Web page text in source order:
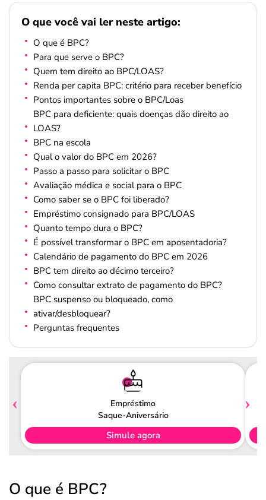
O que você vai ler neste artigo:
O que é BPC?
Para que serve o BPC?
Quem tem direito ao BPC/LOAS?
Renda per capita BPC: critério para receber benefício
Pontos importantes sobre o BPC/Loas
BPC para deficiente: quais doenças dão direito ao
LOAS?
BPC na escola
Qual o valor do BPC em 2026?
Passo a passo para solicitar o BPC
Avaliação médica e social para o BPC
Como saber se o BPC foi liberado?
Empréstimo consignado para BPC/LOAS
Quanto tempo dura o BPC?
É possível transformar o BPC em aposentadoria?
Calendário de pagamento do BPC em 2026
BPC tem direito ao décimo terceiro?
Como consultar extrato de pagamento do BPC?
BPC suspenso ou bloqueado, como
ativar/desbloquear?
Perguntas frequentes
Empréstimo
Saque-Aniversário
Simule agora
O que é BPC?